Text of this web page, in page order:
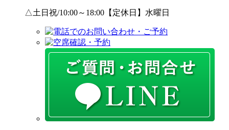
△土日祝/10:00～18:00【定休日】水曜日